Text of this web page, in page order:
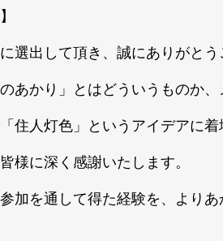
選出して頂き、誠にありがと
あかり」とはどういうものか
住人灯色」というアイデアに
様に深く感謝いたします。
加を通して得た経験を、より